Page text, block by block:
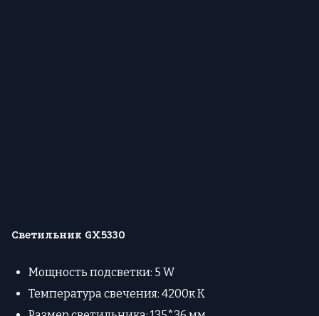
Светильник GX5330
Мощность подсветки: 5 W
Температура свечения: 4200к К